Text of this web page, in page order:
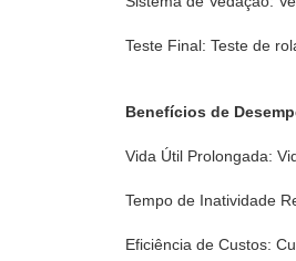
Teste Final: Teste de
Benefícios de
Vida Útil Prolongada:
Tempo de Inatividade
Eficiência de Custos: